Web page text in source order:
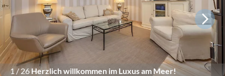
1 /26 Herzlich willkommen im Luxus am Meer!